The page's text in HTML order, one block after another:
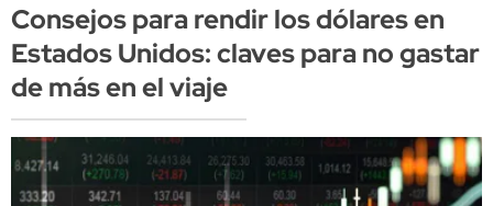
Consejos para rendir los dólares en
Estados Unidos: claves para no gastar
de más en el viaje